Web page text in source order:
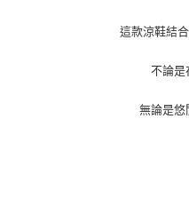
這款涼鞋結
不論是
無論是悠